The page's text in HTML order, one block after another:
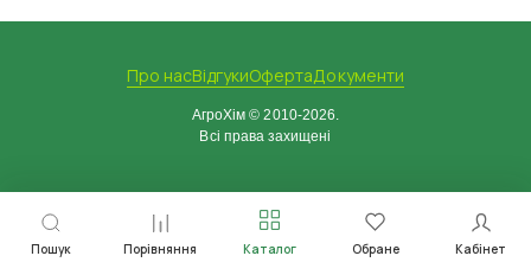
Пошук Порівняння Каталог Обране Кабінет
Про насВідгукиОфертаДокументи
АгроХім © 2010-2026.
Всі права захищені